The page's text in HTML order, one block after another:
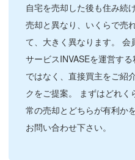
自宅を売却した後も住み続
売却と異なり、いくらで売
て、大きく異なります。
サービスINVASEを運営す
ではなく、直接買主をご紹
クをご提案。 まずはどれく
常の売却とどちらが有利か
お問い合わせ下さい。